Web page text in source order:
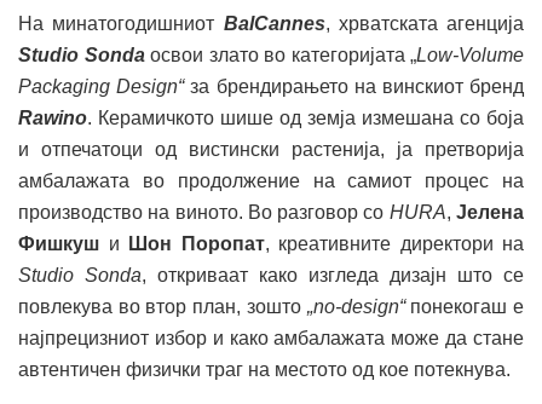
На минатогодишниот BalCannes, хрватската агенција
Studio Sondaосвои злато во категоријата „Low-Volume
Packaging Design“за брендирањето на винскиот бренд
Rawino. Керамичкото шише од земја измешана со боја
и отпечатоци од вистински растенија, ја претворија
амбалажата во продолжение на самиот процес на
производство на виното. Во разговор со HURA,Јелена
Фишкуш и Шон Поропат, креативните директори на
Studio Sonda, откриваат како изгледа дизајн што се
повлекува во втор план, зошто „no-design“понекогаш е
најпрецизниот избор и како амбалажата може да стане
автентичен физички траг на местото од кое потекнува.